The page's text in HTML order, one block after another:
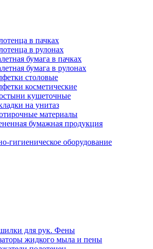
в пачках
в рулонах
бумага в пачках
бумага в рулонах
столовые
косметические
кушеточные
на унитаз
материалы
бумажная продукция
гигиеническое оборудование
для рук. Фены
жидкого мыла и пены